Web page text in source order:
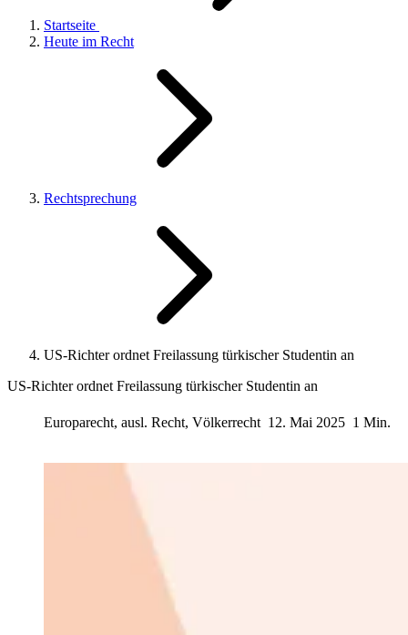
Startseite
Heute im Recht
Rechtsprechung
US-Richter ordnet Freilassung türkischer Studentin an
US-Richter ordnet Freilassung türkischer Studentin an
Europarecht, ausl. Recht, Völkerrecht 12. Mai 2025 1 Min.